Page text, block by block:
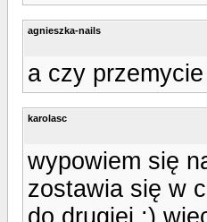
agnieszka-nails
a czy przemycie
karolasc
wypowiem się
zostawia się w
do drugiej :)